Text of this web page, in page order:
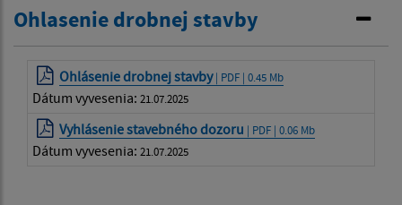
Ohlasenie drobnej stavby
Ohlásenie drobnej stavby| PDF | 0.45 Mb
Dátum vyvesenia: 21.07.2025
Vyhlásenie stavebného dozoru | PDF | 0.06 Mb
Dátum vyvesenia: 21.07.2025